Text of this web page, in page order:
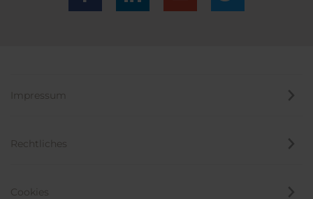
Impressum
Rechtliches
Cookies